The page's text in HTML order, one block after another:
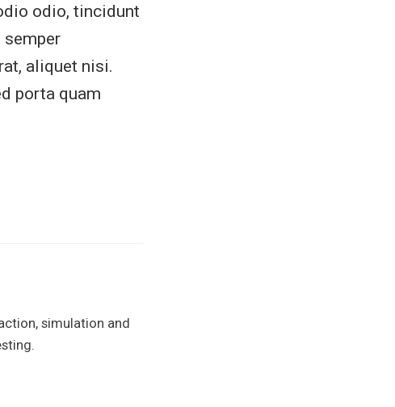
odio, tincidunt
semper
aliquet nisi.
porta quam
simulation and